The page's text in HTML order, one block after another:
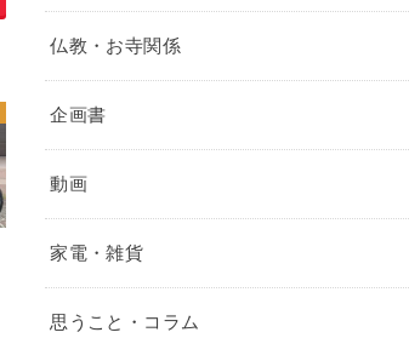
仏教・お寺関係
企画書
動画
家電・雑貨
思うこと・コラム